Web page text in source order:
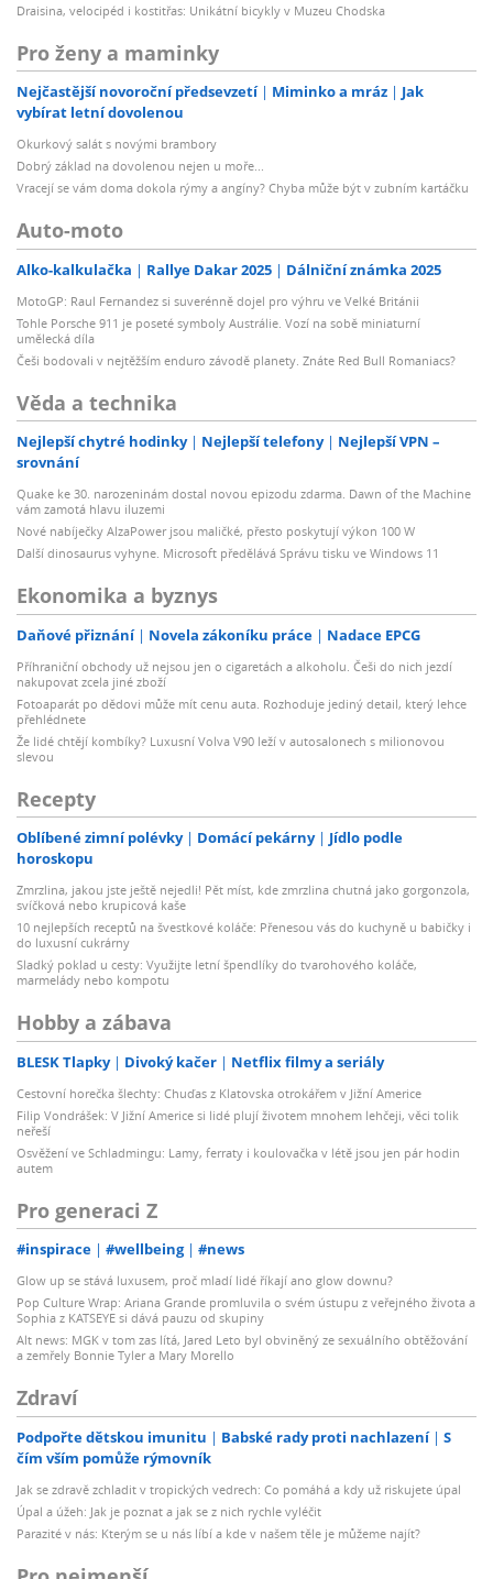
Draisina, velocipéd i kostitřas: Unikátní bicykly v Muzeu Chodska
Pro ženy a maminky
Nejčastější novoroční předsevzetí Miminko a mráz
Jak
vybírat letní dovolenou
Okurkový salát s novými brambory
Dobrý základ na dovolenou nejen u moře...
Vracejí se vám doma dokola rýmy a angíny? Chyba může být v zubním kartáčku
Auto-moto
Alko-kalkulačka Rallye Dakar 2025 Dálniční známka 2025
MotoGP: Raul Fernandez si suverénně dojel pro výhru ve Velké Británii
Tohle Porsche 911 je poseté symboly Austrálie. Vozí na sobě miniaturní
umělecká díla
Češi bodovali v nejtěžším enduro závodě planety. Znáte Red Bull Romaniacs?
Věda a technika
Nejlepší chytré hodinky Nejlepší telefony
Nejlepší VPN –
srovnání
Quake ke 30. narozeninám dostal novou epizodu zdarma. Dawn of the Machine
vám zamotá hlavu iluzemi
Nové nabíječky AlzaPower jsou maličké, přesto poskytují výkon 100 W
Další dinosaurus vyhyne. Microsoft předělává Správu tisku ve Windows 11
Ekonomika a byznys
Daňové přiznání Novela zákoníku práce Nadace EPCG
Příhraniční obchody už nejsou jen o cigaretách a alkoholu. Češi do nich jezdí
nakupovat zcela jiné zboží
Fotoaparát po dědovi může mít cenu auta. Rozhoduje jediný detail, který lehce
přehlédnete
Že lidé chtějí kombíky? Luxusní Volva V90 leží v autosalonech s milionovou
slevou
Recepty
Oblíbené zimní polévky Domácí pekárny
Jídlo podle
horoskopu
Zmrzlina, jakou jste ještě nejedli! Pět míst, kde zmrzlina chutná jako gorgonzola,
svíčková nebo krupicová kaše
10 nejlepších receptů na švestkové koláče: Přenesou vás do kuchyně u babičky i
do luxusní cukrárny
Sladký poklad u cesty: Využijte letní špendlíky do tvarohového koláče,
marmelády nebo kompotu
Hobby a zábava
BLESK Tlapky Divoký kačer Netflix filmy a seriály
Cestovní horečka šlechty: Chuďas z Klatovska otrokářem v Jižní Americe
Filip Vondrášek: V Jižní Americe si lidé plují životem mnohem lehčeji, věci tolik
neřeší
Osvěžení ve Schladmingu: Lamy, ferraty i koulovačka v létě jsou jen pár hodin
autem
Pro generaci Z
#inspirace #wellbeing #news
Glow up se stává luxusem, proč mladí lidé říkají ano glow downu?
Pop Culture Wrap: Ariana Grande promluvila o svém ústupu z veřejného života a
Sophia z KATSEYE si dává pauzu od skupiny
Alt news: MGK v tom zas lítá, Jared Leto byl obviněný ze sexuálního obtěžování
a zemřely Bonnie Tyler a Mary Morello
Zdraví
Podpořte dětskou imunitu Babské rady proti nachlazení
S
čím vším pomůže rýmovník
Jak se zdravě zchladit v tropických vedrech: Co pomáhá a kdy už riskujete úpal
Úpal a úžeh: Jak je poznat a jak se z nich rychle vyléčit
Parazité v nás: Kterým se u nás líbí a kde v našem těle je můžeme najít?